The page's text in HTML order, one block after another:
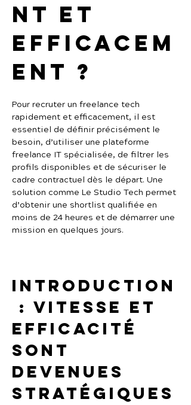
nt et
efficacem
ent ?
Pour recruter un freelance tech
rapidement et efficacement, il est
essentiel de définir précisément le
besoin, d’utiliser une plateforme
freelance IT spécialisée, de filtrer les
profils disponibles et de sécuriser le
cadre contractuel dès le départ. Une
solution comme Le Studio Tech permet
d’obtenir une shortlist qualifiée en
moins de 24 heures et de démarrer une
mission en quelques jours.
Introduction
: vitesse et
efficacité
sont
devenues
stratégiques